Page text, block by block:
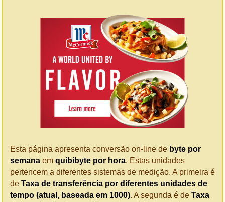
Esta página apresenta conversão on-line de byte por
semana em quibibyte por hora. Estas unidades
pertencem a diferentes sistemas de medição. A primeira é
de Taxa de transferência por diferentes unidades de
tempo (atual, baseada em 1000). A segunda é de Taxa